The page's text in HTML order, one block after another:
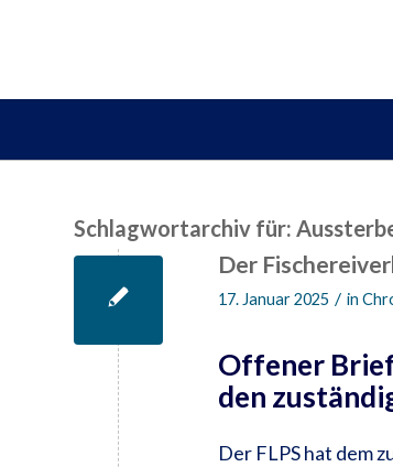
Schlagwortarchiv für:
Der
17. Januar 2025 / in
Offener Brief
den
Der FLPS hat dem